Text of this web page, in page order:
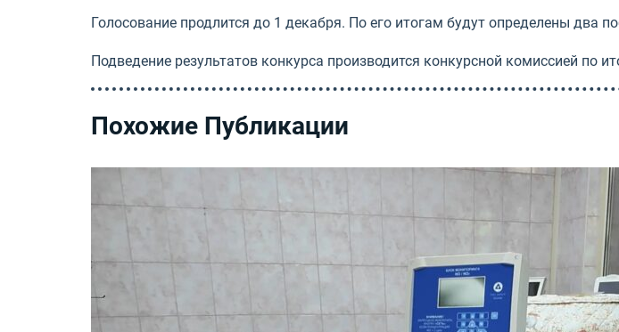
Голосование продлится до 1 декабря. По его итогам будут определены два
Подведение результатов конкурса производится конкурсной комиссией по
Похожие Публикации